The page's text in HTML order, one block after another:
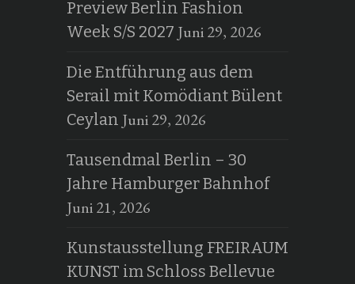
Preview Berlin Fashion
Week S/S 2027 Juni 29, 2026
Die Entführung aus dem
Serail mit Komödiant Bülent
Ceylan Juni 29, 2026
Tausendmal Berlin – 30
Jahre Hamburger Bahnhof
Juni 21, 2026
Kunstausstellung FREIRAUM
KUNST im Schloss Bellevue